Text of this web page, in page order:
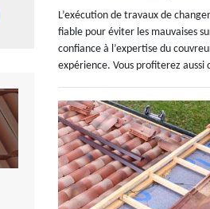
L’exécution de travaux de
fiable pour éviter les mauvaises
confiance à l’expertise du
expérience. Vous profiterez